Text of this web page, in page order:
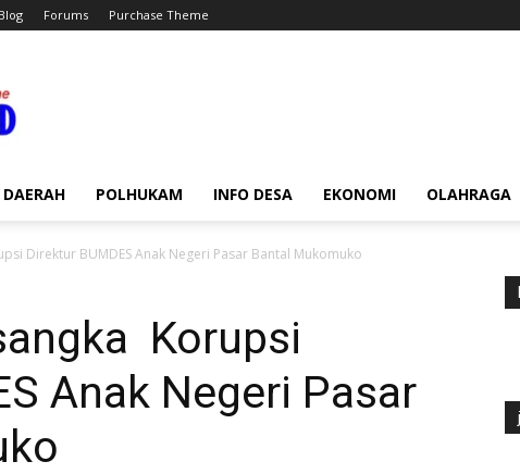
Blog Forums Purchase Theme
DAERAH POLHUKAM INFO DESA EKONOMI OLAHRAGA
Direktur BUMDES Anak Negeri Pasar Bantal Mukomuko
Korupsi
Anak Negeri Pasar